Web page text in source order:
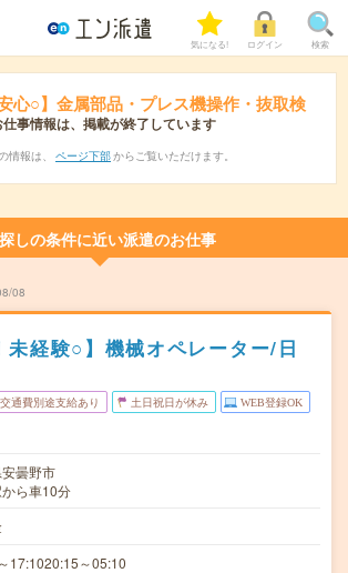
気になる! ログイン 検索
心○】金属部品・プレス機操作・抜取検
事情報は、掲載が終了しています
情報は、 ページ下部 からご覧いただけます。
しの条件に近い派遣のお仕事
08
未経験○】機械オペレーター/日
交通費別途支給あり 土日祝日が休み WEB登録OK
曇野市
ら車10分
17:1020:15～05:10